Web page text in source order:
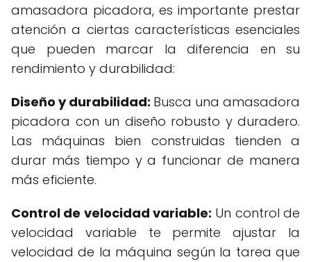
amasadora picadora, es importante prestar
atención a ciertas características esenciales
que pueden marcar la diferencia en su
rendimiento y durabilidad:
Diseño y durabilidad: Busca una amasadora
picadora con un diseño robusto y duradero.
Las máquinas bien construidas tienden a
durar más tiempo y a funcionar de manera
más eficiente.
Control de velocidad variable: Un control de
velocidad variable te permite ajustar la
velocidad de la máquina según la tarea que